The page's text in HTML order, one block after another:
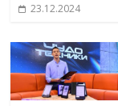
23.12.2024